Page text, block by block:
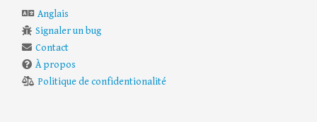
Anglais
Signaler un bug
Contact
À propos
Politique de confidentionalité